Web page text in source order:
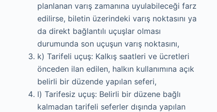
planlanan varış zamanına uyulabileceği farz
edilirse, biletin üzerindeki varış noktasını ya
da direkt bağlantılı uçuşlar olması
durumunda son uçuşun varış noktasını,
k) Tarifeli uçuş: Kalkış saatleri ve ücretleri
önceden ilan edilen, halkın kullanımına açık
belirli bir düzende yapılan seferi,
l) Tarifesiz uçuş: Belirli bir düzene bağlı
kalmadan tarifeli seferler dışında yapılan